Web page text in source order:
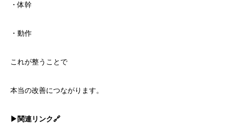
・体幹
・動作
これが整うことで
本当の改善につながります。
▶︎関連リンク🔗